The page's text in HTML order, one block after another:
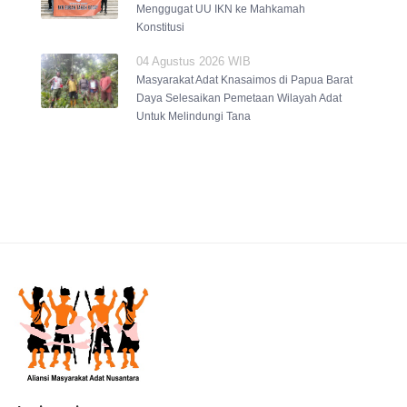
Menggugat UU IKN ke Mahkamah
Konstitusi
04 Agustus 2026 WIB
Masyarakat Adat Knasaimos di Papua Barat
Daya Selesaikan Pemetaan Wilayah Adat
Untuk Melindungi Tana